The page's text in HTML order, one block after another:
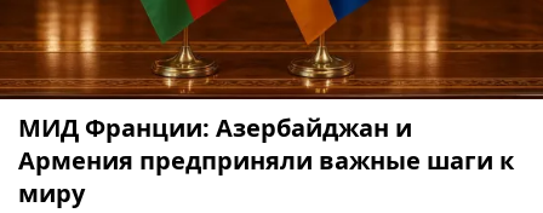
МИД Франции: Азербайджан и
Армения предприняли важные шаги к
миру